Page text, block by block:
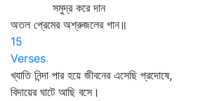
সমুদ্র করে দান
অতল প্রেমের অশ্রুজলের গান॥
15
Verses
খ্যাতি নিন্দা পার হয়ে জীবনের এসেছি প্রদোষে,
বিদায়ের ঘাটে আছি বসে।